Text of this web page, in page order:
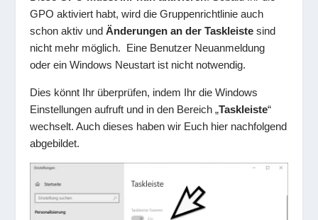
GPO aktiviert habt, wird die Gruppenrichtlinie auch
schon aktiv undÄnderungen an der Taskleiste sind
nicht mehr möglich. Eine Benutzer Neuanmeldung
oder ein Windows Neustart ist nicht notwendig.
Dies könnt Ihr überprüfen, indem Ihr die Windows
Einstellungen aufruft und in den Bereich „Taskleiste“
wechselt. Auch dieses haben wir Euch hier nachfolgend
abgebildet.